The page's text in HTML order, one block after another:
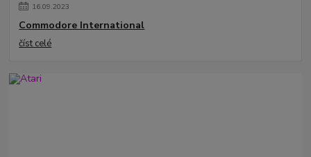
16.09.2023
Commodore International
číst celé